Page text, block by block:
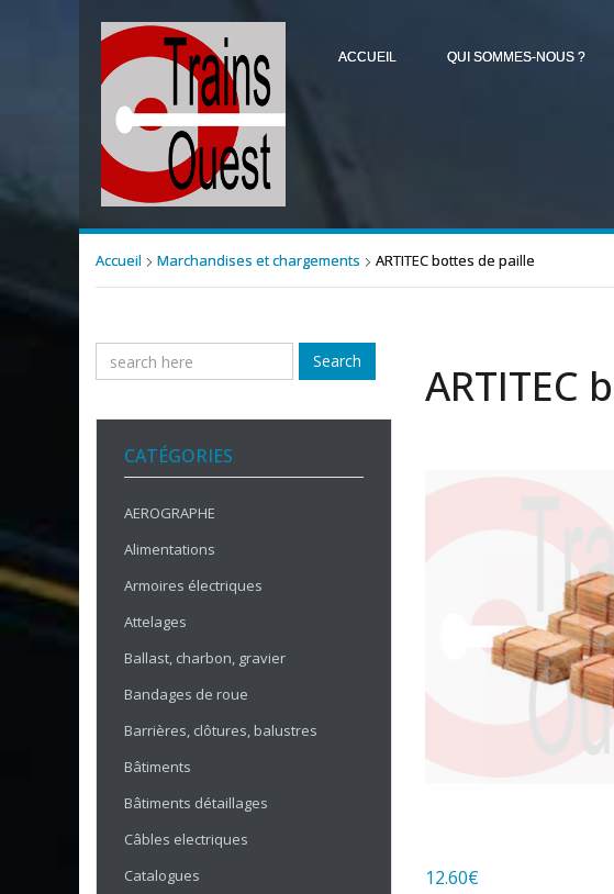
ACCUEIL QUI SOMMES-NOUS ?
Accueil Marchandises et chargements ARTITEC bottes de paille
Search
CATÉGORIES
AEROGRAPHE
Alimentations
Armoires électriques
Attelages
Ballast, charbon, gravier
Bandages de roue
Barrières, clôtures, balustres
Bâtiments
Bâtiments détaillages
Câbles electriques
Catalogues
ARTITEC
12.60€